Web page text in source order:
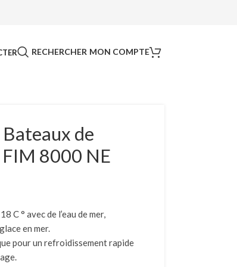
RECHERCHER MON COMPTE
de
8000 NE
C ° avec de l’eau de mer,
en mer.
pour un refroidissement rapide